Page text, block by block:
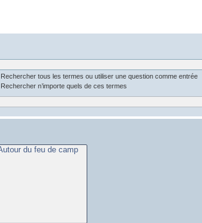
Rechercher tous les termes ou utiliser une question comme entrée
Rechercher n’importe quels de ces termes